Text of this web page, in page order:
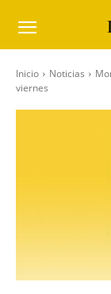
Inicio Noticias
viernes